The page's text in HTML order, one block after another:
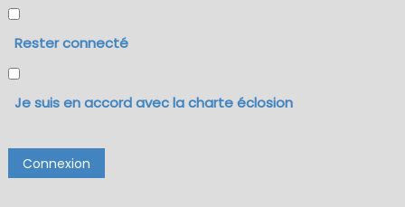
Rester connecté
Je suis en accord avec la charte éclosion
Connexion